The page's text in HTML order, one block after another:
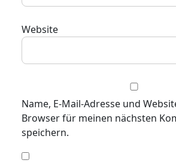
Website
Name, E-Mail-Adresse und
Browser für meinen nächsten
speichern.